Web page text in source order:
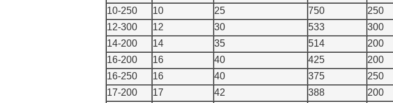
10-250
10 25 750 250
12-300
12 30 533 300
14-200
14 35 514 200
16-200
16 40 425 200
16-250
16 40 375 250
17-200
17 42 388 200